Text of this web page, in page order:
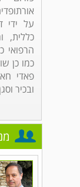
על ידי
כללית,
הרפואי
כמו כן
פאדי
ובכיר